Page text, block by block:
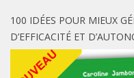
100 IDÉES POUR MIEUX
D’EFFICACITÉ ET